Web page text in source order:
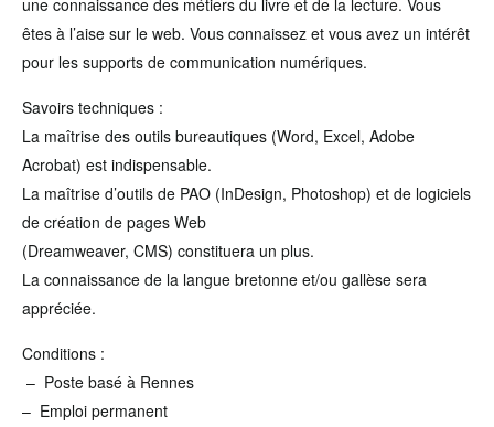
une connaissance des métiers du livre et de la lecture. Vous
êtes à l’aise sur le web. Vous connaissez et vous avez un intérêt
pour les supports de communication numériques.
Savoirs techniques :
La maîtrise des outils bureautiques (Word, Excel, Adobe
Acrobat) est indispensable.
La maîtrise d’outils de PAO (InDesign, Photoshop) et de logiciels
de création de pages Web
(Dreamweaver, CMS) constituera un plus.
La connaissance de la langue bretonne et/ou gallèse sera
appréciée.
Conditions :
– Poste basé à Rennes
– Emploi permanent